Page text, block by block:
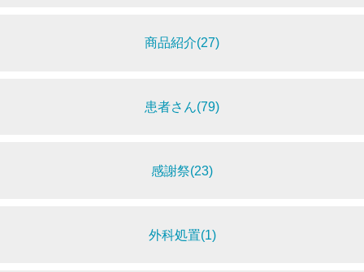
商品紹介(27)
患者さん(79)
感謝祭(23)
外科処置(1)